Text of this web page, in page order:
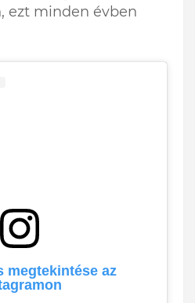
ezt minden évben
megtekintése az